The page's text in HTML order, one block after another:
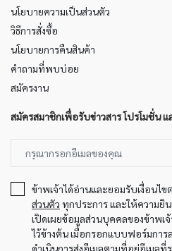
นโยบายความเป็นส่วนตัว
วิธีการสั่งซื้อ
นโยบายการคืนสินค้า
คำถามที่พบบ่อย
สมัครงาน
สมัครสมาชิกเพื่อรับข่าวสาร โปรโมชั่น แ
ข้าพเจ้าได้อ่านและยอมรับเงื่อนไข
ส่วนตัว ทุกประการ และให้ความยิ
เปิดเผยข้อมูลส่วนบุคคลของข้าพเ
ไว้ข้างต้น เมื่อกรอกแบบฟอร์มกา
ดำเนินการส่งอีเมลตามที่อยู่อีเมลที่